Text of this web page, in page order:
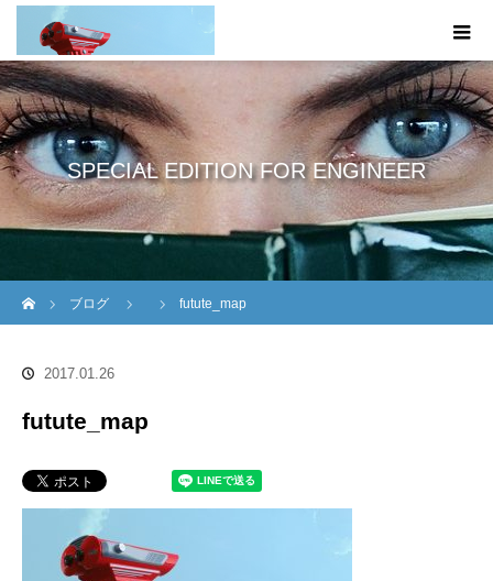
SPECIAL EDITION FOR ENGINEER
ブログ
futute_map
2017.01.26
futute_map